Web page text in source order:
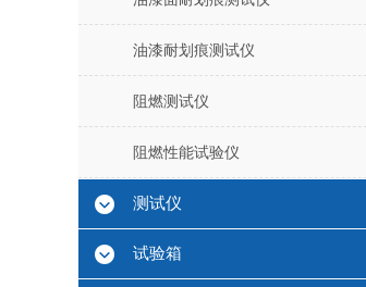
油漆耐划痕测试仪
阻燃测试仪
阻燃性能试验仪
测试仪
试验箱